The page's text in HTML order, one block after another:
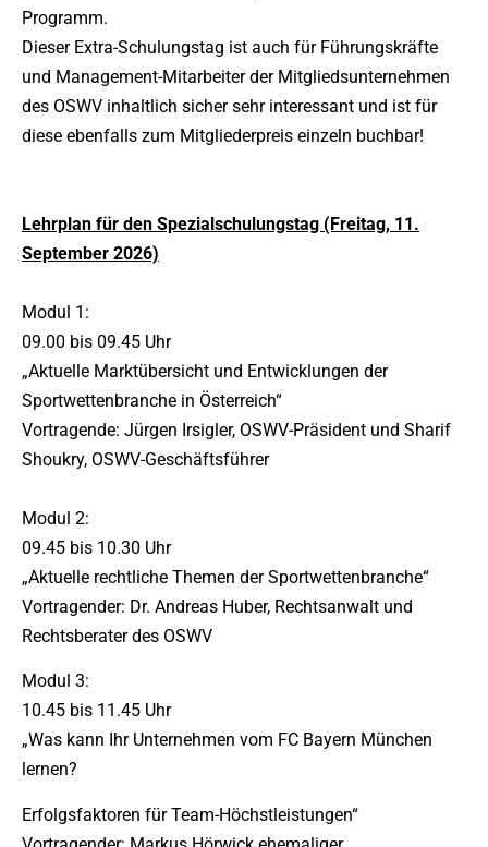
Programm.
Dieser Extra-Schulungstag ist auch für Führungskräfte
und Management-Mitarbeiter der Mitgliedsunternehmen
des OSWV inhaltlich sicher sehr interessant und ist für
diese ebenfalls zum Mitgliederpreis einzeln buchbar!
Lehrplan für den Spezialschulungstag (Freitag, 11.
September 2026)
Modul 1:
09.00 bis 09.45 Uhr
„Aktuelle Marktübersicht und Entwicklungen der
Sportwettenbranche in Österreich“
Vortragende: Jürgen Irsigler, OSWV-Präsident und Sharif
Shoukry, OSWV-Geschäftsführer
Modul 2:
09.45 bis 10.30 Uhr
„Aktuelle rechtliche Themen der Sportwettenbranche“
Vortragender: Dr. Andreas Huber, Rechtsanwalt und
Rechtsberater des OSWV
Modul 3:
10.45 bis 11.45 Uhr
„Was kann Ihr Unternehmen vom FC Bayern München
lernen?
Erfolgsfaktoren für Team-Höchstleistungen“